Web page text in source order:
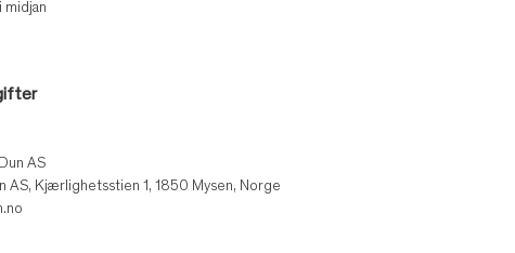
midjan
AS
AS, Kjærlighetsstien 1, 1850 Mysen, Norge